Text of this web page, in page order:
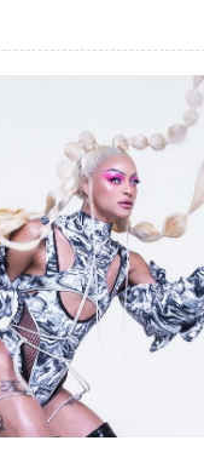
“Batidão
Tropical”